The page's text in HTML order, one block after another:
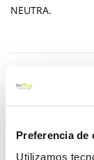
Preferencia de
Utilizamos
NEUTRA.
imágenes